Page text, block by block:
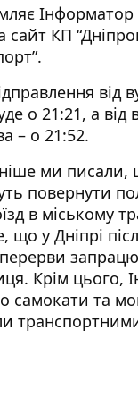
Інформатор
сайт КП
.
від
о 21:21, а від
– о 21:52.
ми писали,
повернути
в міському
що у Дніпрі
. Крім цього,
самокати та